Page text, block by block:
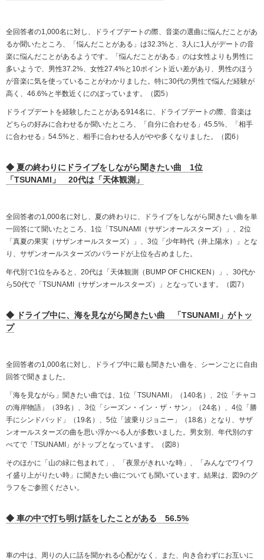
全回答者の1,000名に対し、ドライブデートの際、音楽の選曲に悩んだことがあ
るか聞いたところ、「悩んだことがある」は32.3%と、3人に1人がデートの音
楽に悩んだことがあるようです。「悩んだことがある」のは女性よりも男性に
多いようで、男性37.2%、女性27.4%と10ポイント近い差があり、男性のほう
が音楽に気を使っていることがわかりました。特に30代の男性で悩んだ経験が
高く、46.6%と半数近くにのぼっています。（図5）
ドライブデートを経験したことがある914名に、ドライブデートの際、音楽は
どちらの好みに合わせるか聞いたところ、「自分に合わせる」45.5%、「相手
に合わせる」54.5%と、相手に合わせる人がやや多くなりました。（図6）
◆ 夏の終わりにドライブをしながら聞きたい曲 1位
「TSUNAMI」 20代は「天体観測」
全回答者の1,000名に対し、夏の終わりに、ドライブをしながら聞きたい曲を単
一回答にて聞いたところ、1位「TSUNAMI（サザンオールスターズ）」、2位
「真夏の果実（サザンオールスターズ）」、3位「少年時代（井上陽水）」とな
り、サザンオールスターズのバラードが上位を占めました。
年代別で1位をみると、20代は「天体観測（BUMP OF CHICKEN）」、30代か
ら50代で「TSUNAMI（サザンオールスターズ）」となっています。（図7）
◆ ドライブ中に、海を見ながら聞きたい曲 「TSUNAMI」がトッ
プ
全回答者の1,000名に対し、ドライブ中に最も聞きたい曲を、シーンごとに自由
回答で聞きました。
「海を見ながら」聞きたい曲では、1位「TSUNAMI」（140名）、2位「チャコ
の海岸物語」（39名）、3位「シーズン・イン・ザ・サン」（24名）、4位「勝
手にシンドバッド」（19名）、5位「波乗りジョニー」（18名）となり、サザ
ンオールスターズの曲を思い浮かべる人が多数いました。男女別、年代別のす
べてで「TSUNAMI」がトップとなっています。（図8）
そのほかに「山の緑に包まれて」、「夜景がきれいな時」、「みんなでワイワ
イ盛り上がりたい時」に聞きたい曲についても聞いています。結果は、図9のグ
ラフをご参照ください。
◆ 車の中で打ち明け話をしたことがある 56.5%
車の中は、周りの人に話を聞かれる心配がなく、また、向き合わずにお互いに